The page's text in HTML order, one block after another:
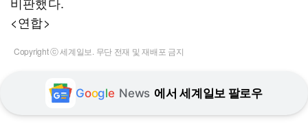
<연합>
Copyright ⓒ 세계일보. 무단 전재 및 재배포 금지
Google News 에서 세계일보 팔로우